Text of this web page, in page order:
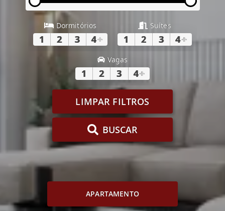
Dormitórios
1 2 3 4+
Suítes
1 2 3 4+
Vagas
1 2 3 4+
LIMPAR FILTROS
BUSCAR
APARTAMENTO